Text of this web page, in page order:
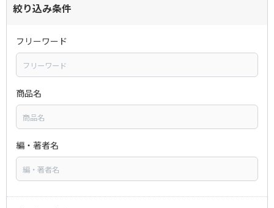
絞り込み条件
フリーワード
商品名
編・著者名